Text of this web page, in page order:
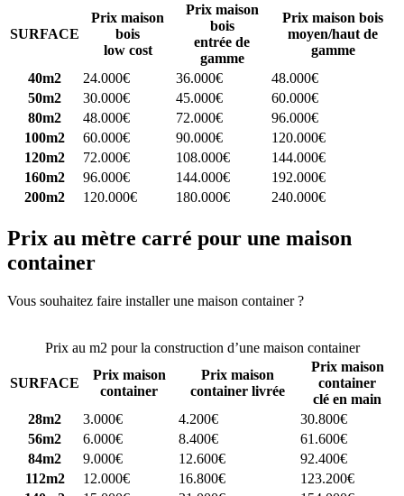
SURFACE
Prix maison
bois
low cost
Prix maison
bois
entrée de
gamme
Prix maison bois
moyen/haut de
gamme
40m2
24.000€ 36.000€
48.000€
50m2
30.000€ 45.000€
60.000€
80m2
48.000€ 72.000€
96.000€
100m2
60.000€ 90.000€
120.000€
120m2
72.000€ 108.000€
144.000€
160m2
96.000€ 144.000€
192.000€
200m2
120.000€ 180.000€ 240.000€
Prix au mètre carré pour une maison
container
Vous souhaitez faire installer une maison container ?
Prix au m2 pour la construction d’une maison container
SURFACE
Prix maison
container
Prix maison
container livrée
Prix maison
container
clé en main
28m2
3.000€ 4.200€
30.800€
56m2
6.000€ 8.400€
61.600€
84m2
9.000€ 12.600€
92.400€
112m2
12.000€ 16.800€
123.200€